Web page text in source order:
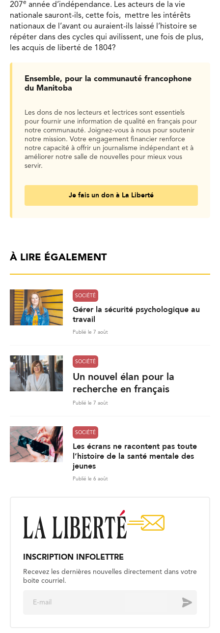
207e année d’indépendance. Les acteurs de la vie
nationale sauront-ils, cette fois, mettre les intérêts
nationaux de l’avant ou auraient-ils laissé l’histoire se
répéter dans des cycles qui avilissent, une fois de plus,
les acquis de liberté de 1804?
Ensemble, pour la communauté francophone
du Manitoba
Les dons de nos lecteurs et lectrices sont essentiels
pour fournir une information de qualité en français pour
notre communauté. Joignez-vous à nous pour soutenir
notre mission. Votre engagement financier renforce
notre capacité à offrir un journalisme indépendant et à
améliorer notre salle de nouvelles pour mieux vous
servir.
Je fais un don à La Liberté
À LIRE ÉGALEMENT
SOCIÉTÉ
Gérer la sécurité psychologique au
travail
Publié le 7 août
SOCIÉTÉ
Un nouvel élan pour la
recherche en français
Publié le 7 août
SOCIÉTÉ
Les écrans ne racontent pas toute
l’histoire de la santé mentale des
jeunes
Publié le 6 août
INSCRIPTION INFOLETTRE
Recevez les dernières nouvelles directement dans votre
boite courriel.
Envoyer